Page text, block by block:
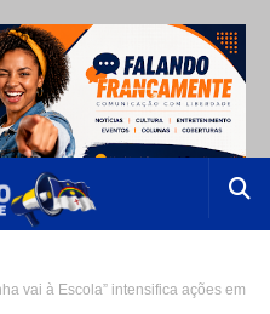
vai à Escola” intensifica ações em